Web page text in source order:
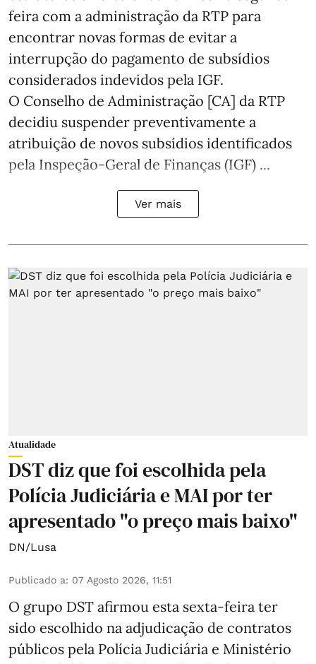
feira com a administração da RTP para
encontrar novas formas de evitar a
interrupção do pagamento de subsídios
considerados indevidos pela IGF.
O Conselho de Administração [CA] da RTP
decidiu suspender preventivamente a
atribuição de novos subsídios identificados
pela Inspeção-Geral de Finanças (IGF) ...
Ver mais
Atualidade
DST diz que foi escolhida pela
Polícia Judiciária e MAI por ter
apresentado "o preço mais baixo"
DN/Lusa
Publicado a: 07 Agosto 2026, 11:51
O grupo DST afirmou esta sexta-feira ter
sido escolhido na adjudicação de contratos
públicos pela Polícia Judiciária e Ministério